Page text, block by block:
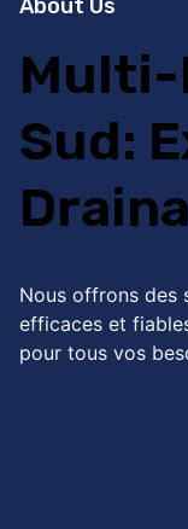
About Us
Multi-
Sud:
Nous offrons des
efficaces et
pour tous vos